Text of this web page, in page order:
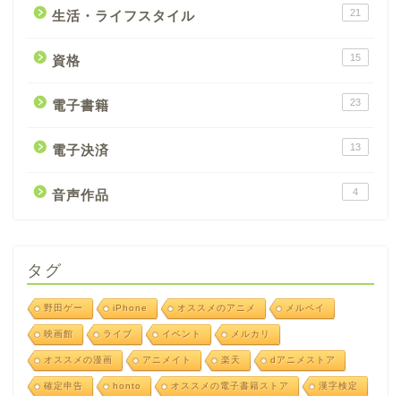
生活・ライフスタイル 21
資格 15
電子書籍 23
電子決済 13
音声作品 4
タグ
野田ゲー iPhone オススメのアニメ メルペイ
映画館 ライブ イベント メルカリ
オススメの漫画 アニメイト 楽天 dアニメストア
確定申告 honto オススメの電子書籍ストア 漢字検定